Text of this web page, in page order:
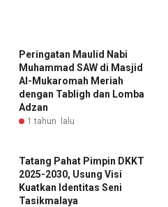
Peringatan Maulid Nabi
Muhammad SAW di Masjid
Al-Mukaromah Meriah
dengan Tabligh dan Lomba
Adzan
1 tahun lalu
Tatang Pahat Pimpin DKKT
2025-2030, Usung Visi
Kuatkan Identitas Seni
Tasikmalaya